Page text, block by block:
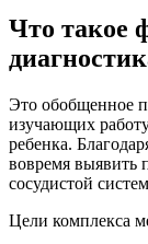
Что такое
Это обобщенное
изучающих
ребенка.
вовремя выявить
сосудистой
Цели комплекса